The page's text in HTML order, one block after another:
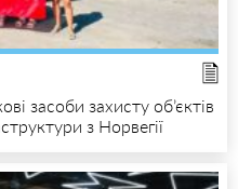
засоби захисту об’єктів
з Норвегії